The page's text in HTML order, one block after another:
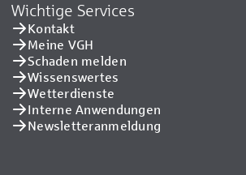
Wichtige Services
Kontakt
Meine VGH
Schaden melden
Wissenswertes
Wetterdienste
Interne Anwendungen
Newsletteranmeldung